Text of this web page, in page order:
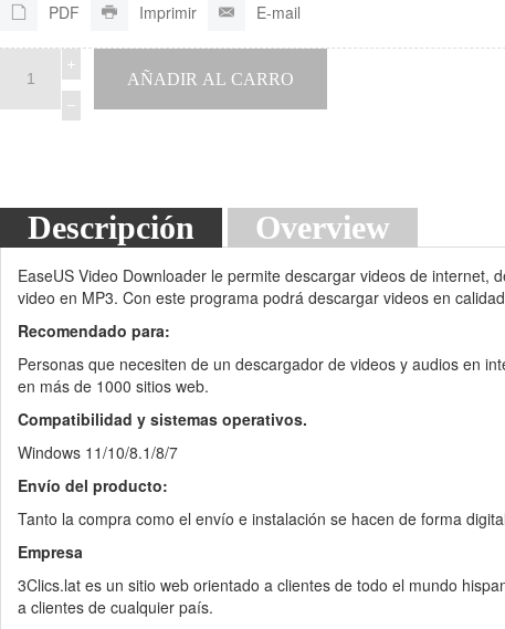
PDF Imprimir E-mail
Descripción Overview
EaseUS Video Downloader le permite descargar videos de
video en MP3. Con este programa podrá descargar videos en
Recomendado para:
Personas que necesiten de un descargador de videos y audios en
en más de 1000 sitios web.
Compatibilidad y sistemas operativos.
Windows 11/10/8.1/8/7
Envío del producto:
Tanto la compra como el envío e instalación se hacen de forma
Empresa
3Clics.lat es un sitio web orientado a clientes de todo el mundo
a clientes de cualquier país.